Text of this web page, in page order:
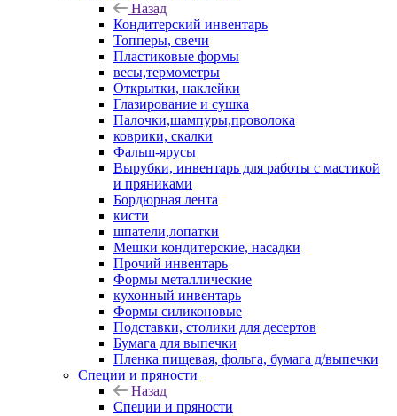
Назад
Кондитерский инвентарь
Топперы, свечи
Пластиковые формы
весы,термометры
Открытки, наклейки
Глазирование и сушка
Палочки,шампуры,проволока
коврики, скалки
Фальш-ярусы
Вырубки, инвентарь для работы с мастикой
и пряниками
Бордюрная лента
кисти
шпатели,лопатки
Мешки кондитерские, насадки
Прочий инвентарь
Формы металлические
кухонный инвентарь
Формы силиконовые
Подставки, столики для десертов
Бумага для выпечки
Пленка пищевая, фольга, бумага д/выпечки
Специи и пряности
Назад
Специи и пряности